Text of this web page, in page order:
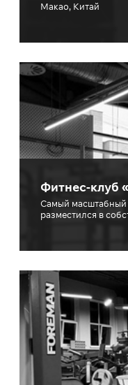
Макао, Китай
Фитнес-клуб
Самый масштабный
разместился в